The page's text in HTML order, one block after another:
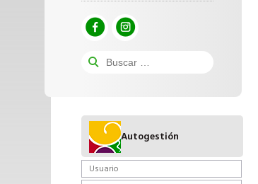
Autogestión